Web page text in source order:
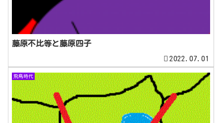
藤原不比等と藤原四子
2022.07.01
飛鳥時代